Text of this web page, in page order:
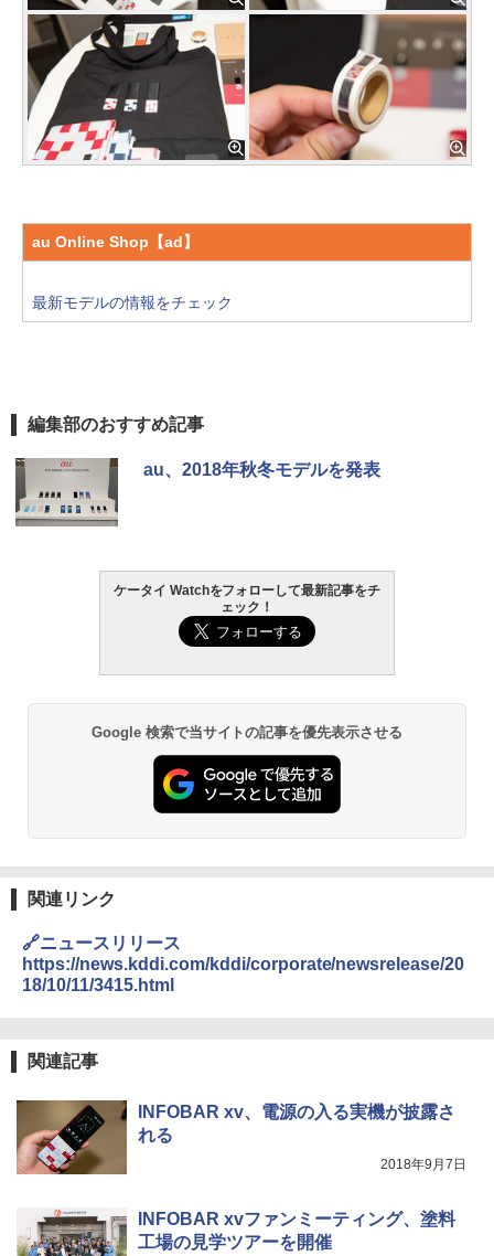
au Online Shop【ad】
最新モデルの情報をチェック
編集部のおすすめ記事
au、2018年秋冬モデルを発表
ケータイ Watchをフォローして最新記事をチ
ェック！
Google 検索で当サイトの記事を優先表示させる
関連リンク
🔗ニュースリリース
https://news.kddi.com/kddi/corporate/newsrelease/20
18/10/11/3415.html
関連記事
INFOBAR xv、電源の入る実機が披露さ
れる
2018年9月7日
INFOBAR xvファンミーティング、塗料
工場の見学ツアーを開催